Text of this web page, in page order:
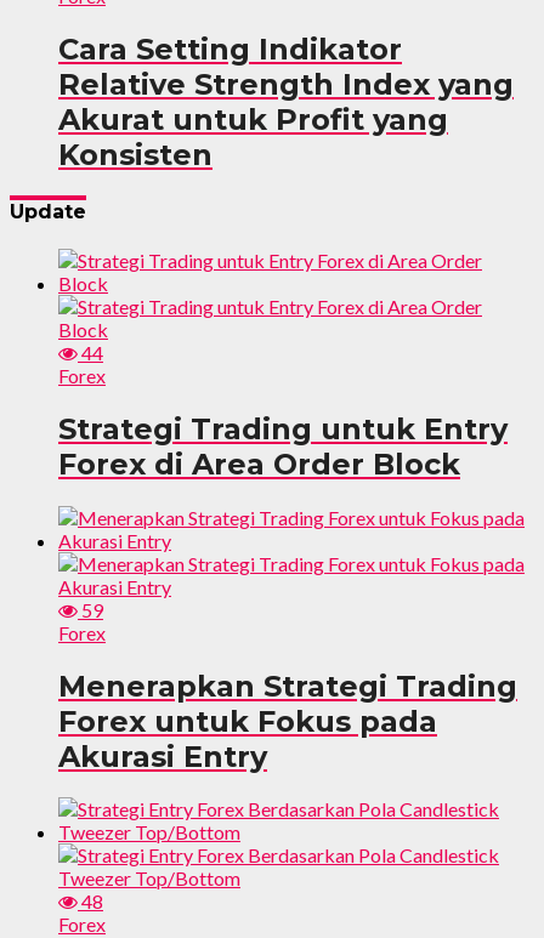
Cara Setting Indikator
Relative Strength Index yang
Akurat untuk Profit yang
Konsisten
Update
44
Forex
Strategi Trading untuk Entry
Forex di Area Order Block
59
Forex
Menerapkan Strategi Trading
Forex untuk Fokus pada
Akurasi Entry
48
Forex